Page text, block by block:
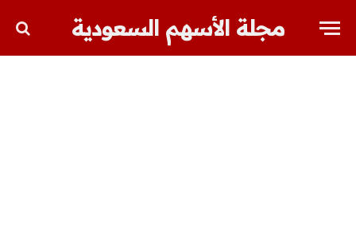
مجلة الأسهم السعودية